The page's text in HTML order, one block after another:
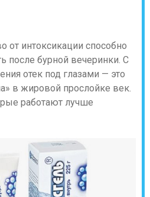
от интоксикации способно
после бурной вечеринки. С
отек под глазами — это
в жировой прослойке век.
работают лучше